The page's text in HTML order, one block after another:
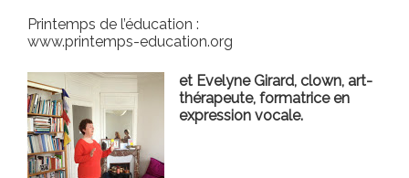
Printemps de l’éducation :
www.printemps-education.org
et Evelyne Girard, clown, art-
thérapeute, formatrice en
expression vocale.